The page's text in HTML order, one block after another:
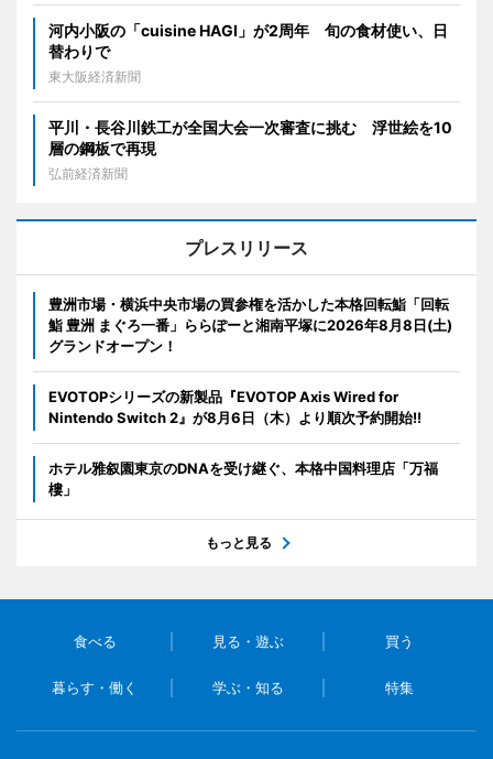
河内小阪の「cuisine HAGI」が2周年 旬の食材使い、日
替わりで
東大阪経済新聞
平川・長谷川鉄工が全国大会一次審査に挑む 浮世絵を10
層の鋼板で再現
弘前経済新聞
プレスリリース
豊洲市場・横浜中央市場の買参権を活かした本格回転鮨「回転
鮨 豊洲 まぐろ一番」ららぽーと湘南平塚に2026年8月8日(土)
グランドオープン！
EVOTOPシリーズの新製品『EVOTOP Axis Wired for
Nintendo Switch 2』が8月6日（木）より順次予約開始!!
ホテル雅叙園東京のDNAを受け継ぐ、本格中国料理店「万福
樓」
もっと見る
食べる 見る・遊ぶ 買う
暮らす・働く 学ぶ・知る 特集